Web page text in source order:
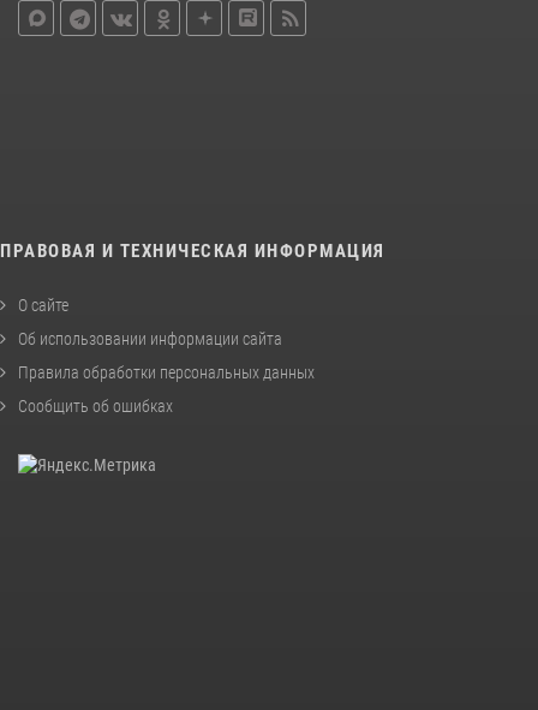
ПРАВОВАЯ И ТЕХНИЧЕСКАЯ ИНФОРМАЦИЯ
О сайте
Об использовании информации сайта
Правила обработки персональных данных
Сообщить об ошибках